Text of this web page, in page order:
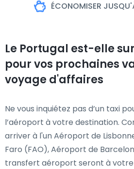
ÉCONOMISER
Le Portugal est-elle
pour vos prochaines
voyage d'affaires
Ne vous inquiétez pas d’un taxi
l’aéroport à votre destination.
arriver à l'un Aéroport de
Faro (FAO), Aéroport de
transfert aéroport seront à votre